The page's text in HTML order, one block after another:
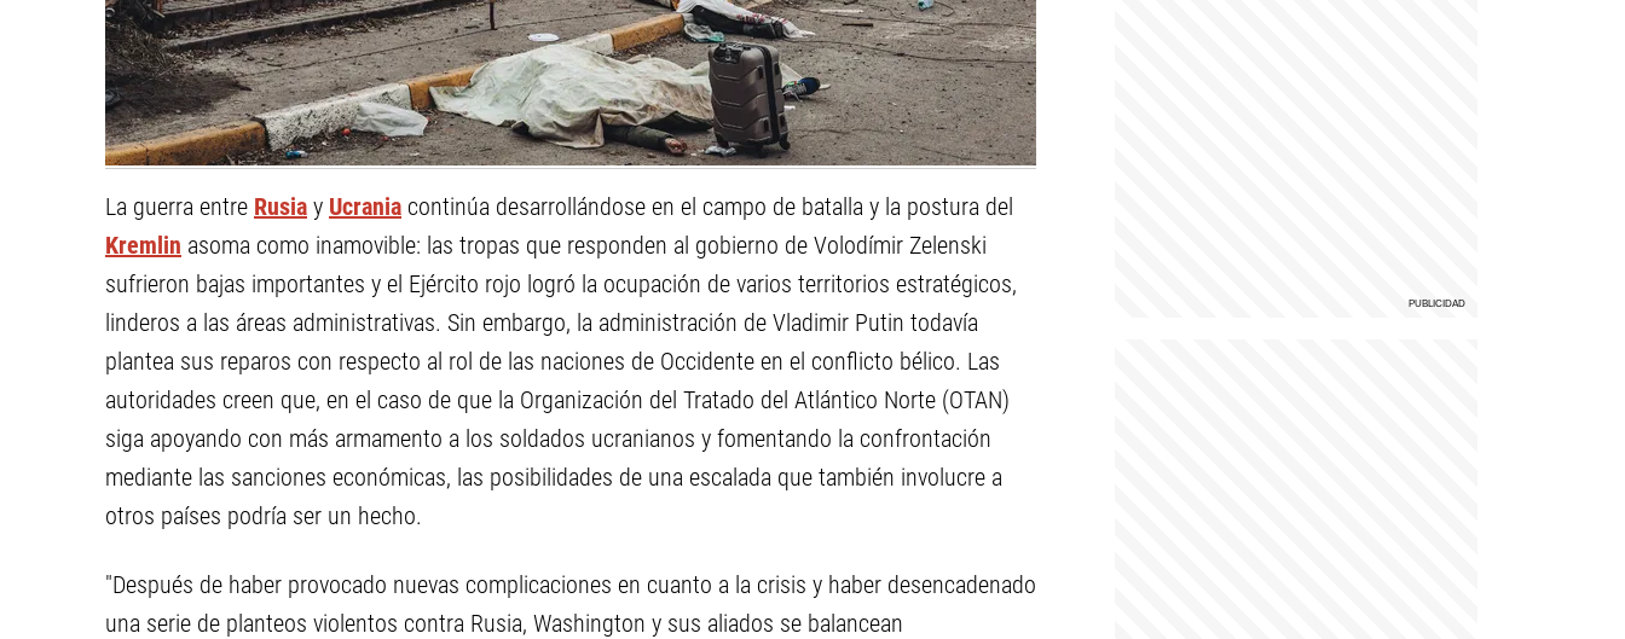
La guerra entre Rusia y Ucrania continúa desarrollándose en el campo de batalla y la postura del
Kremlin asoma como inamovible: las tropas que responden al gobierno de Volodímir Zelenski
sufrieron bajas importantes y el Ejército rojo logró la ocupación de varios territorios estratégicos,
linderos a las áreas administrativas. Sin embargo, la administración de Vladimir Putin todavía
plantea sus reparos con respecto al rol de las naciones de Occidente en el conflicto bélico. Las
autoridades creen que, en el caso de que la Organización del Tratado del Atlántico Norte (OTAN)
siga apoyando con más armamento a los soldados ucranianos y fomentando la confrontación
mediante las sanciones económicas, las posibilidades de una escalada que también involucre a
otros países podría ser un hecho.
"Después de haber provocado nuevas complicaciones en cuanto a la crisis y haber desencadenado
una serie de planteos violentos contra Rusia, Washington y sus aliados se balancean